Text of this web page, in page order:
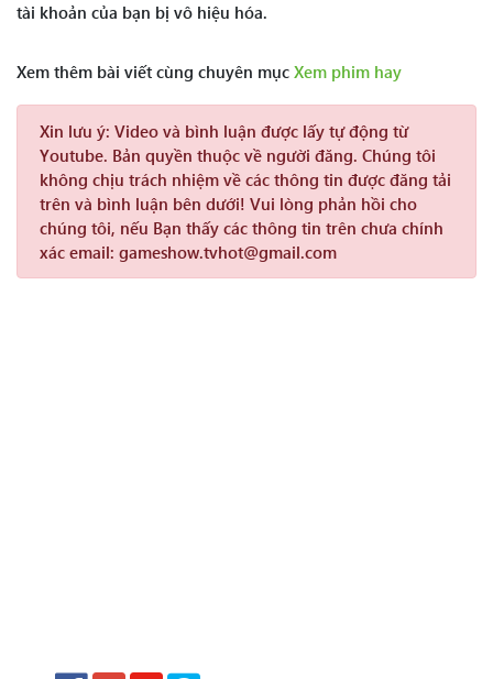
tài khoản của bạn bị vô hiệu hóa.
Xem thêm bài viết cùng chuyên mục Xem phim hay
Xin lưu ý: Video và bình luận được lấy tự động từ
Youtube. Bản quyền thuộc về người đăng. Chúng tôi
không chịu trách nhiệm về các thông tin được đăng tải
trên và bình luận bên dưới! Vui lòng phản hồi cho
chúng tôi, nếu Bạn thấy các thông tin trên chưa chính
xác email: gameshow.tvhot@gmail.com